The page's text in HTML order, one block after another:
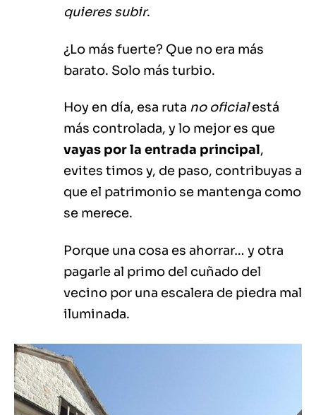
quieres subir.
¿Lo más fuerte? Que no era más
barato. Solo más turbio.
Hoy en día, esa ruta no oficialestá
más controlada, y lo mejor es que
vayas por la entrada principal,
evites timos y, de paso, contribuyas a
que el patrimonio se mantenga como
se merece.
Porque una cosa es ahorrar… y otra
pagarle al primo del cuñado del
vecino por una escalera de piedra mal
iluminada.